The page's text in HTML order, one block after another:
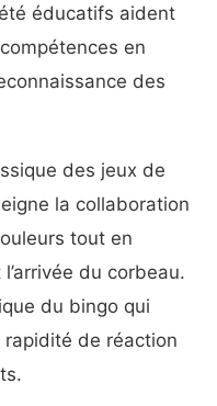
éducatifs aident
en
des
des jeux de
la collaboration
tout en
du corbeau.
du bingo qui
de réaction